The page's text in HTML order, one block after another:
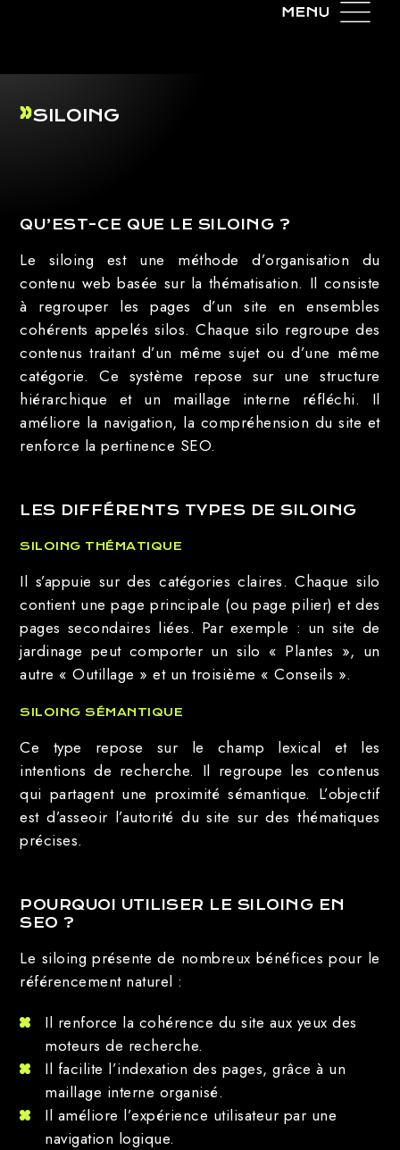
SILOING
QU’EST-CE QUE LE SILOING ?
Le siloing est une méthode d’organisation du
contenu web basée sur la thématisation. Il consiste
à regrouper les pages d’un site en ensembles
cohérents appelés silos. Chaque silo regroupe des
contenus traitant d’un même sujet ou d’une même
catégorie. Ce système repose sur une structure
hiérarchique et un maillage interne réfléchi. Il
améliore la navigation, la compréhension du site et
renforce la pertinence SEO.
LES DIFFÉRENTS TYPES DE SILOING
SILOING THÉMATIQUE
Il s’appuie sur des catégories claires. Chaque silo
contient une page principale (ou page pilier) et des
pages secondaires liées. Par exemple : un site de
jardinage peut comporter un silo « Plantes », un
autre « Outillage » et un troisième « Conseils ».
SILOING SÉMANTIQUE
Ce type repose sur le champ lexical et les
intentions de recherche. Il regroupe les contenus
qui partagent une proximité sémantique. L’objectif
est d’asseoir l’autorité du site sur des thématiques
précises.
POURQUOI UTILISER LE SILOING EN
SEO ?
Le siloing présente de nombreux bénéfices pour le
référencement naturel :
Il renforce la cohérence du site aux yeux des
moteurs de recherche.
Il facilite l’indexation des pages, grâce à un
maillage interne organisé.
Il améliore l’expérience utilisateur par une
navigation logique.